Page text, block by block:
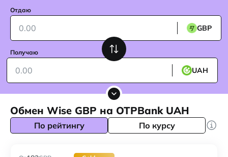
Отдаю
GBP
Получаю
UAH
Обмен Wise GBP на OTPBank UAH
По рейтингу По курсу